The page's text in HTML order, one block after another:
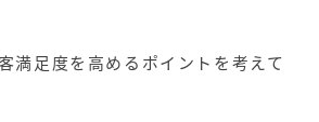
満足度を高めるポイントを考えて